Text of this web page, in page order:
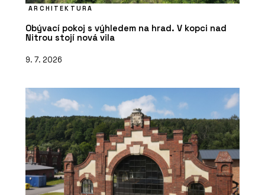
ARCHITEKTURA
Obývací pokoj s výhledem na hrad. V kopci nad
Nitrou stojí nová vila
9. 7. 2026